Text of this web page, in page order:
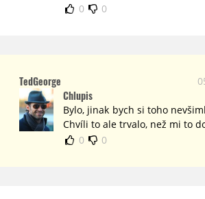
0 0
TedGeorge
Chlupis
Bylo, jinak bych si toho
Chvíli to ale trvalo, než mi to
0
0